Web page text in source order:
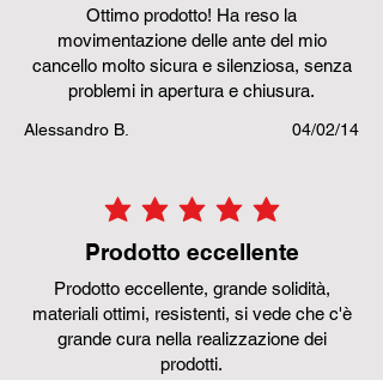
Ottimo prodotto! Ha reso la
movimentazione delle ante del mio
cancello molto sicura e silenziosa, senza
problemi in apertura e chiusura.
Alessandro B. 04/02/14
la valutazione media è 5 su
Prodotto eccellente
Prodotto eccellente, grande solidità,
materiali ottimi, resistenti, si vede che c'è
grande cura nella realizzazione dei
prodotti.